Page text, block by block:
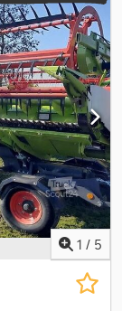
1 / 5